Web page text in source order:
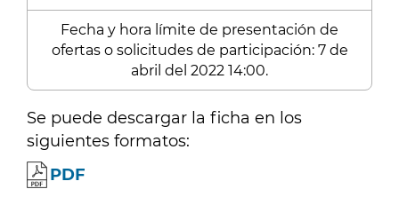
Fecha y hora límite de presentación de
ofertas o solicitudes de participación: 7 de
abril del 2022 14:00.
Se puede descargar la ficha en los
siguientes formatos:
PDF